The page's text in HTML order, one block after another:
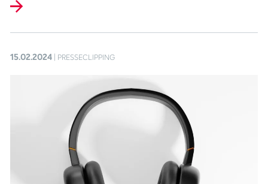
15.02.2024 | PRESSECLIPPING